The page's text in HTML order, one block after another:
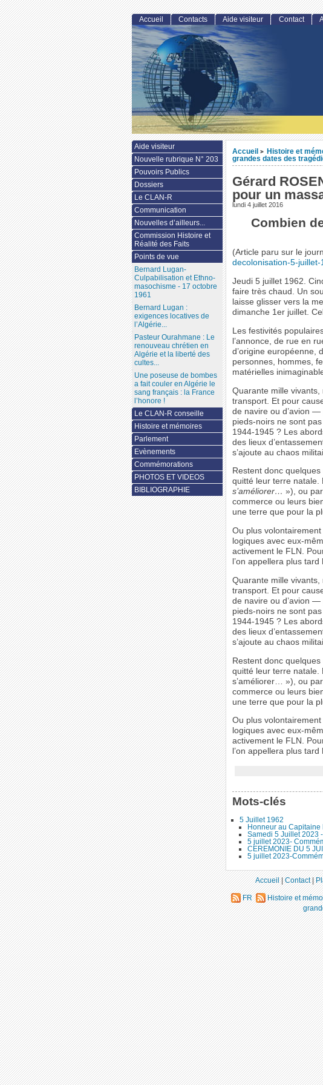
Accueil > Histoire et
grandes dates des
Gérard
pour un
lundi 4 juillet 2016
Combien
(Article paru sur le
decolonisation-5-juillet-
Jeudi 5 juillet 1962.
faire très chaud. Un
laisse glisser vers la
dimanche 1er juillet.
Les festivités
l’annonce, de rue en
d’origine européenne,
personnes, hommes,
matérielles
Quarante mille
transport. Et pour
de navire ou d’avion —
pieds-noirs ne sont
1944-1945 ? Les
des lieux
s’ajoute au chaos
Restent donc
quitté leur terre natale.
s’améliorer… »), ou
commerce ou leurs
une terre que pour la
Ou plus
logiques avec eux-
activement le FLN.
l’on appellera plus
Quarante mille
transport. Et pour
de navire ou d’avion —
pieds-noirs ne sont
1944-1945 ? Les
des lieux
s’ajoute au chaos
Restent donc quelques
quitté leur terre natale.
s’améliorer… »), ou
commerce ou leurs
une terre que pour la
Ou plus
logiques avec eux-
activement le FLN.
l’on appellera plus
Mots-clés
5 Juillet 1962
Honneur au Capitaine
Samedi 5 Juillet 2023
5 juillet 2023-
CEREMONIE DU 5
5 juillet 2023-
Accueil Contacts Aide visiteur Contact
Aide visiteur
Nouvelle rubrique N° 203
Pouvoirs Publics
Dossiers
Le CLAN-R
Communication
Nouvelles d’ailleurs...
Commission Histoire et
Réalité des Faits
Points de vue
Bernard Lugan-
Culpabilisation et Ethno-
masochisme - 17 octobre
1961
Bernard Lugan :
exigences locatives de
l’Algérie...
Pasteur Ourahmane : Le
renouveau chrétien en
Algérie et la liberté des
cultes...
Une poseuse de bombes
a fait couler en Algérie le
sang français : la France
l’honore !
Le CLAN-R conseille
Histoire et mémoires
Parlement
Evènements
Commémorations
PHOTOS ET VIDEOS
BIBLIOGRAPHIE
Accueil|Contact|
FR Histoire et